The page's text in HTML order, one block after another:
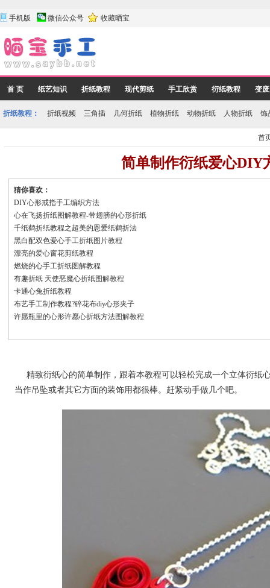
手机版 微信公众号 收藏晒宝
首 页 纸艺知识 折纸教程 现代剪纸 手工欣赏 衍纸教程 变
折纸教程： 折纸视频 三角插 几何折纸 植物折纸 动物折纸 人物折纸 饰
首
简单制作衍纸爱心DIY
猜你喜欢：
DIY心形戒指手工编织方法
心在飞扬折纸图解教程-带翅膀的心形折纸
千纸鹤折纸教程之超美的恩爱纸鹤折法
黑白配双色爱心手工折纸图片教程
漂亮的爱心窗花剪纸教程
燃烧的心手工折纸图解教程
有趣折纸 天使恶魔心折纸图解教程
卡通心兔折纸教程
布艺手工制作教程?碎花布diy心形夹子
许愿瓶里的心形许愿心折纸方法图解教程
精致衍纸心的简单制作，跟着本教程可以轻松完成一个立体衍纸
当作吊坠或者其它方面的装饰用都很棒。赶紧动手做几个吧。